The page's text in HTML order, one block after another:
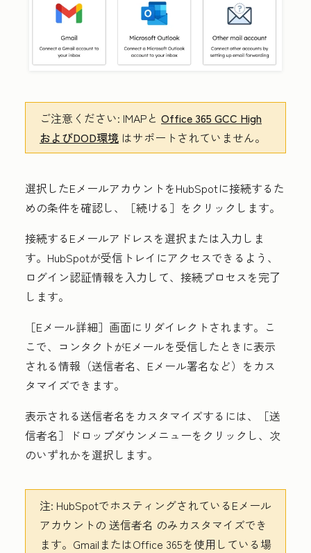
ご注意ください: IMAPと Office 365 GCC High
およびDOD環境 はサポートされていません。
選択したEメールアカウントをHubSpotに接続するた
めの条件を確認し、［続ける］ をクリックします。
接続するEメールアドレスを選択または入力しま
す。HubSpotが受信トレイにアクセスできるよう、
ログイン認証情報を入力して、接続プロセスを完了
します。
［Eメール詳細］ 画面にリダイレクトされます。こ
こで、コンタクトがEメールを受信したときに表示
される情報（送信者名、Eメール署名など）をカス
タマイズできます。
表示される送信者名 をカスタマイズするには、
［送
信者名］ドロップダウンメニューをクリックし、次
のいずれかを選択します。
注: HubSpotでホスティングされているEメール
アカウントの 送信者名 のみカスタマイズでき
ます。GmailまたはOffice 365を使用している場